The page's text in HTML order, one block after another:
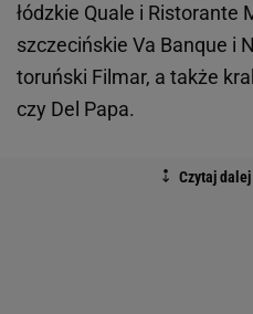
łódzkie Quale i Ristorante
szczecińskie Va Banque i
toruński Filmar, a także
czy Del Papa.